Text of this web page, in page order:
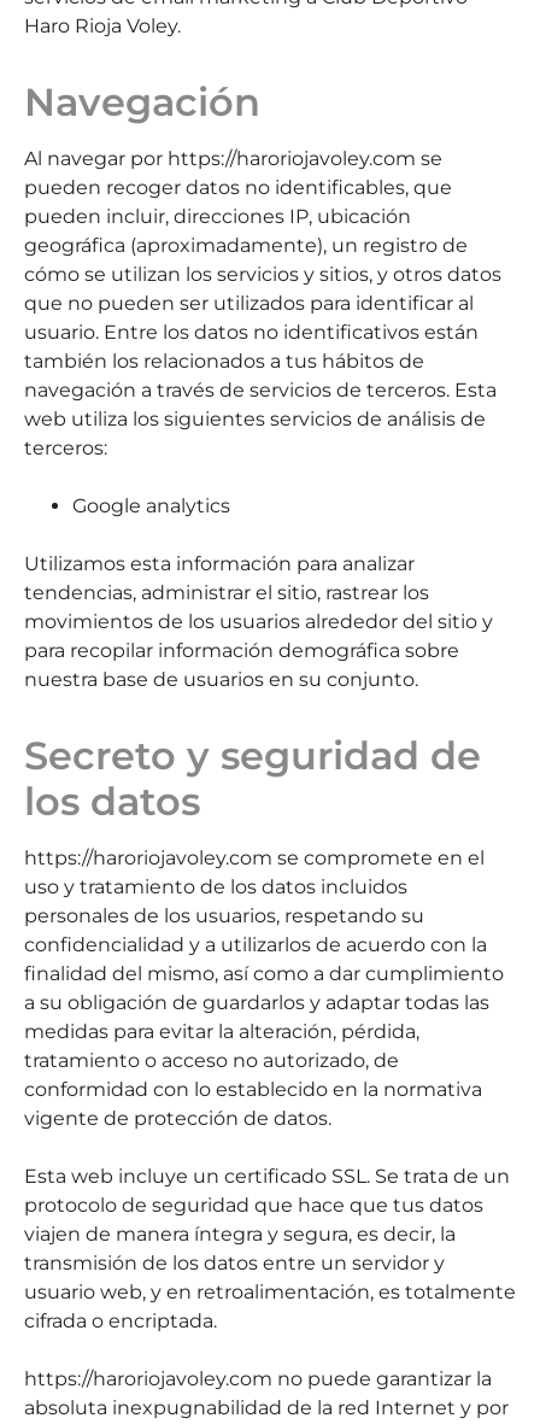
Haro Rioja Voley.
Navegación
Al navegar por https://haroriojavoley.com se
pueden recoger datos no identificables, que
pueden incluir, direcciones IP, ubicación
geográfica (aproximadamente), un registro de
cómo se utilizan los servicios y sitios, y otros datos
que no pueden ser utilizados para identificar al
usuario. Entre los datos no identificativos están
también los relacionados a tus hábitos de
navegación a través de servicios de terceros. Esta
web utiliza los siguientes servicios de análisis de
terceros:
Google analytics
Utilizamos esta información para analizar
tendencias, administrar el sitio, rastrear los
movimientos de los usuarios alrededor del sitio y
para recopilar información demográfica sobre
nuestra base de usuarios en su conjunto.
Secreto y seguridad de
los datos
https://haroriojavoley.com se compromete en el
uso y tratamiento de los datos incluidos
personales de los usuarios, respetando su
confidencialidad y a utilizarlos de acuerdo con la
finalidad del mismo, así como a dar cumplimiento
a su obligación de guardarlos y adaptar todas las
medidas para evitar la alteración, pérdida,
tratamiento o acceso no autorizado, de
conformidad con lo establecido en la normativa
vigente de protección de datos.
Esta web incluye un certificado SSL. Se trata de un
protocolo de seguridad que hace que tus datos
viajen de manera íntegra y segura, es decir, la
transmisión de los datos entre un servidor y
usuario web, y en retroalimentación, es totalmente
cifrada o encriptada.
https://haroriojavoley.com no puede garantizar la
absoluta inexpugnabilidad de la red Internet y por